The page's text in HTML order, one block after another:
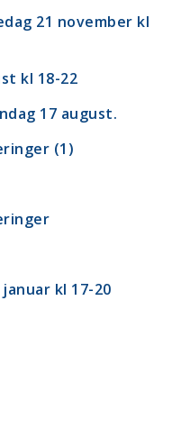
21 november kl
kl 18-22
17 august.
(1)
kl 17-20